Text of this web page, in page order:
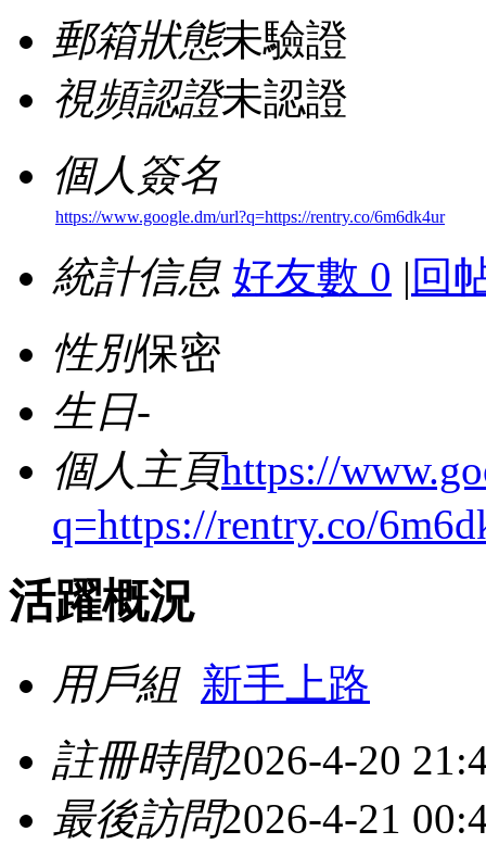
郵箱狀態未驗證
視頻認證未認證
個人簽名
https://www.google.dm/url?q=https://rentry.co/6m6dk4ur
統計信息 好友數 0 | 回
性別保密
生日-
個人主頁https://
q=https://rentry.co/
活躍概況
用戶組 新手上路
註冊時間2026-4-20
最後訪問2026-4-21